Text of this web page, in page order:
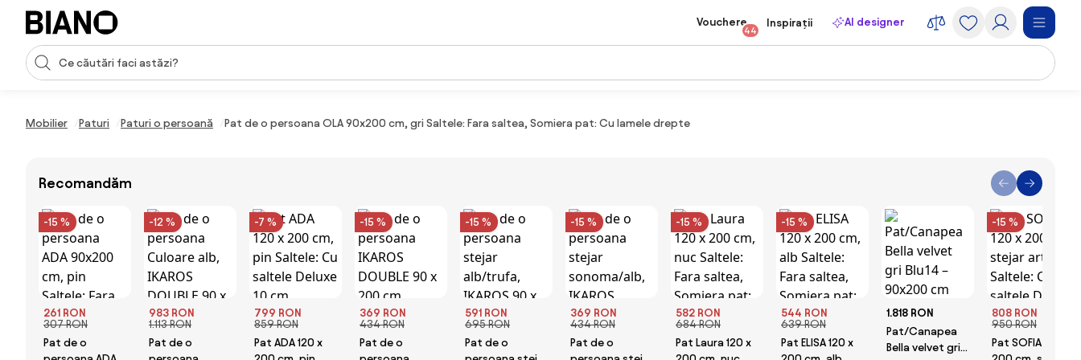
Sari peste navigare, accesează conținutul
Introducerea căutării
Vouchere
44
Inspirații AI designer
Mobilier Paturi Paturi o persoană Pat de o persoana OLA 90x200 cm, gri Saltele: Fara saltea, Somiera pat: Cu lamele drepte
Recomandăm
-15 %
261 RON
307 RON
Pat de o
-12 %
983 RON
1.113 RON
Pat de o
-7 %
799 RON
859 RON
Pat ADA 120 x
-15 %
369 RON
434 RON
Pat de o
-15 %
591 RON
695 RON
Pat de o
-15 %
369 RON
434 RON
Pat de o
-15 %
582 RON
684 RON
Pat Laura 120 x
-15 %
544 RON
639 RON
Pat ELISA 120 x
1.818 RON
Pat/Canapea
Bella velvet gri
-15 %
808 RON
950 RON
Pat SOFIA 120 x